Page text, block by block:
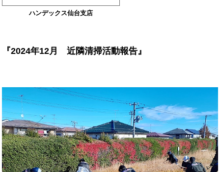
ハンデックス仙台支店
『2024年12月 近隣清掃活動報告』